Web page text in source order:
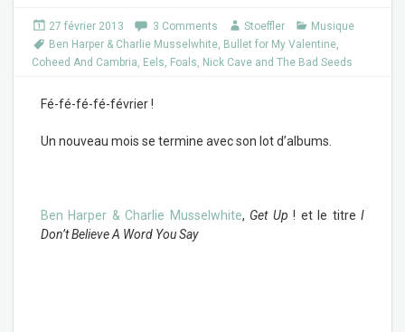
27 février 2013 3 Comments Stoeffler
Musique
Ben Harper & Charlie Musselwhite, Bullet for My Valentine,
Coheed And Cambria, Eels, Foals, Nick Cave and The Bad Seeds
Fé-fé-fé-fé-février !
Un nouveau mois se termine avec son lot d’albums.
Ben Harper & Charlie Musselwhite, Get Up ! et le titreI
Don’t Believe A Word You Say